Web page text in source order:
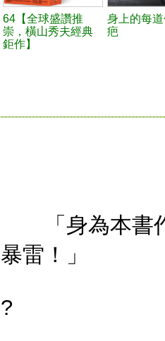
64【全球盛讚推
崇，橫山秀夫經典
鉅作】
身上的每
疤
「身為本書作
暴雷！」
?